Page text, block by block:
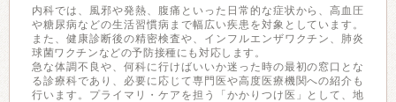
内科では、風邪や発熱、腹痛といった日常的な症状から、高血圧
や糖尿病などの生活習慣病まで幅広い疾患を対象としています。
また、健康診断後の精密検査や、インフルエンザワクチン、肺炎
球菌ワクチンなどの予防接種にも対応します。
急な体調不良や、何科に行けばいいか迷った時の最初の窓口とな
る診療科であり、必要に応じて専門医や高度医療機関への紹介も
行います。プライマリ・ケアを担う「かかりつけ医」として、地